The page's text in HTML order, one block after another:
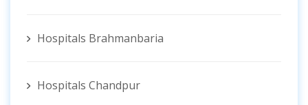
Hospitals Brahmanbaria
Hospitals Chandpur